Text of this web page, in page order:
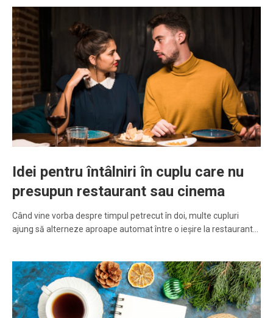
Idei pentru întâlniri în cuplu care nu
presupun restaurant sau cinema
Când vine vorba despre timpul petrecut în doi, multe cupluri
ajung să alterneze aproape automat între o ieșire la restaurant…